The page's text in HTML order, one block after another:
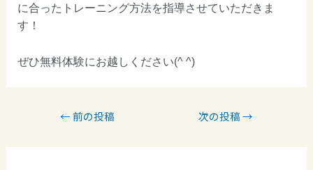
に合ったトレーニング方法を指導させていただきま
す！
ぜひ無料体験にお越しください(^ ^)
← 前の投稿 次の投稿→